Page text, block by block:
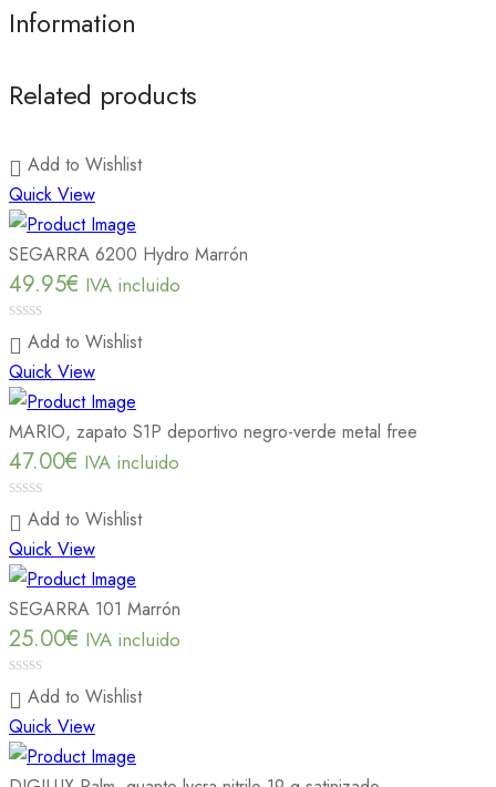
Information
Related products
Add to Wishlist
Quick View
SEGARRA 6200 Hydro Marrón
49.95€ IVA incluido
0
out
of
5
Add to Wishlist
Quick View
MARIO, zapato S1P deportivo negro-verde metal free
47.00€ IVA incluido
0
out
of
5
Add to Wishlist
Quick View
SEGARRA 101 Marrón
25.00€ IVA incluido
0
out
of
5
Add to Wishlist
Quick View